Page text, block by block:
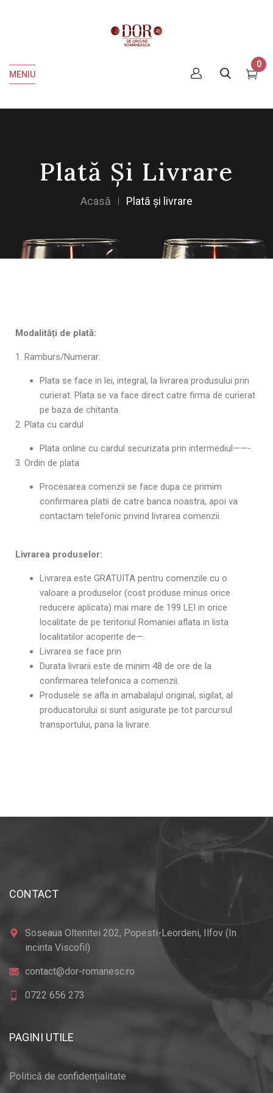
MENIU
0
Plată Și Livrare
Acasă Plată și livrare
Modalități de plată:
1. Ramburs/Numerar:
Plata se face in lei, integral, la livrarea produsului prin
curierat. Plata se va face direct catre firma de curierat
pe baza de chitanta.
2. Plata cu cardul
Plata online cu cardul securizata prin intermediul——-.
3. Ordin de plata
Procesarea comenzii se face dupa ce primim
confirmarea platii de catre banca noastra, apoi va
contactam telefonic privind livrarea comenzii.
Livrarea produselor:
Livrarea este GRATUITA pentru comenzile cu o
valoare a produselor (cost produse minus orice
reducere aplicata) mai mare de 199 LEI in orice
localitate de pe teritoriul Romaniei aflata in lista
localitatilor acoperite de—.
Livrarea se face prin
Durata livrarii este de minim 48 de ore de la
confirmarea telefonica a comenzii.
Produsele se afla in amabalajul original, sigilat, al
producatorului si sunt asigurate pe tot parcursul
transportului, pana la livrare.
CONTACT
Soseaua Oltenitei 202, Popesti-Leordeni, Ilfov (In
incinta Viscofil)
contact@dor-romanesc.ro
0722 656 273
PAGINI UTILE
Politică de confidențialitate